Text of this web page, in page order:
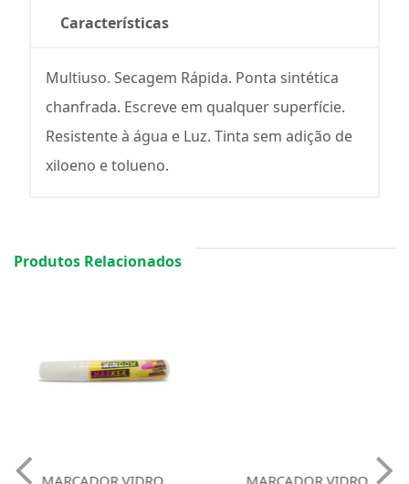
Características
Multiuso. Secagem Rápida. Ponta sintética
chanfrada. Escreve em qualquer superfície.
Resistente à água e Luz. Tinta sem adição de
xiloeno e tolueno.
Produtos Relacionados
MARCADOR VIDRO MARCADOR VIDRO